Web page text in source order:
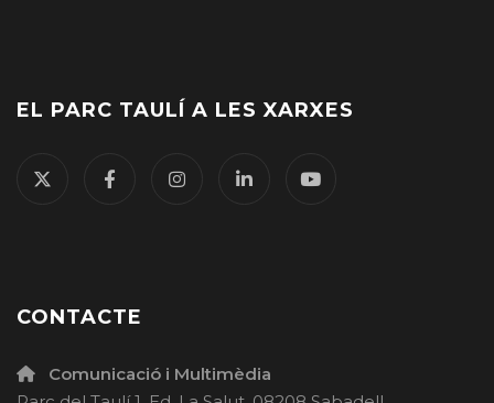
EL PARC TAULÍ A LES XARXES
CONTACTE
Comunicació i Multimèdia